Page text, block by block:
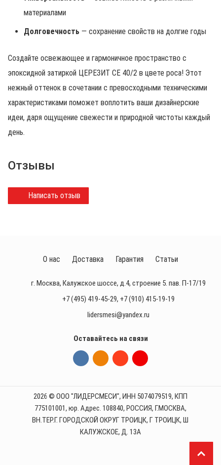
материалами
Долговечность — сохранение свойств на долгие годы
Создайте освежающее и гармоничное пространство с
эпоксидной затиркой ЦЕРЕЗИТ CE 40/2 в цвете роса! Этот
нежный оттенок в сочетании с превосходными техническими
характеристиками поможет воплотить ваши дизайнерские
идеи, даря ощущение свежести и природной чистоты каждый
день.
Отзывы
Написать отзыв
г. Москва, Калужское шоссе, д.4, строение 5. пав. П-17/19
+7 (495) 419-45-29, +7 (910) 415-19-19
lidersmesi@yandex.ru
О нас Доставка Гарантия Статьи
Оставайтесь на связи
2026 © ООО "ЛИДЕРСМЕСИ", ИНН 5074079519, КПП
775101001, юр. Адрес. 108840, РОССИЯ, Г.МОСКВА,
ВН.ТЕР.Г. ГОРОДСКОЙ ОКРУГ ТРОИЦК, Г ТРОИЦК, Ш
КАЛУЖСКОЕ, Д. 13А